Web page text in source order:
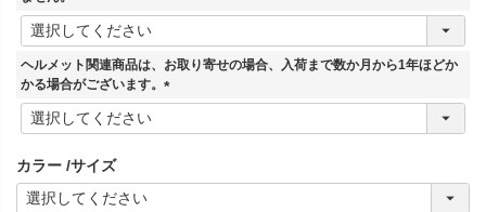
(
必
須
)
ヘルメット関連商品は、お取り寄せの場合、入荷まで数か月から1年ほどか
かる場合がございます。
(
カラー サイズ